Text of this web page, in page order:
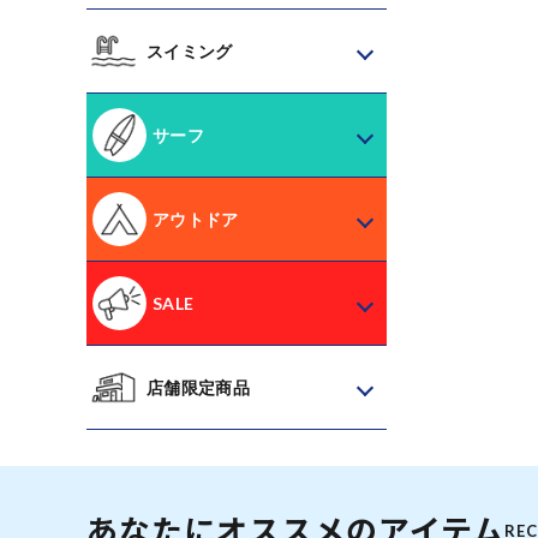
スイミング
サーフ
アウトドア
SALE
店舗限定商品